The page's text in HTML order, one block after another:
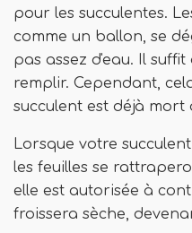
pour les succulentes.
comme un ballon, se
pas assez d'eau. Il
remplir. Cependant,
succulent est déjà
Lorsque votre
les feuilles se
elle est autorisée à
froissera sèche,